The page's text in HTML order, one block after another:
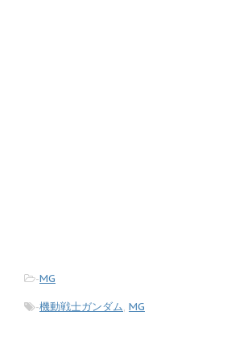
-MG
-機動戦士ガンダム, MG